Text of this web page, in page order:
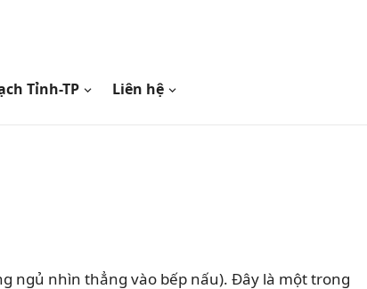
Tỉnh-TP Liên hệ
ngủ nhìn thẳng vào bếp nấu). Đây là một trong